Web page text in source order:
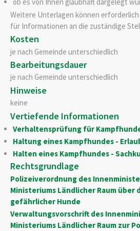
Weitere Unterlagen können erforderlich
für Informationen an die zuständige
Kosten
je nach Gemeinde unterschiedlich
Bearbeitungsdauer
je nach Gemeinde unterschiedlich
Hinweise
keine
Vertiefende Informationen
Verhaltensprüfung für
Haltung eines Kampfhundes -
Halten eines Kampfhundes -
Rechtsgrundlage
Polizeiverordnung des
Ministeriums Ländlicher Raum über
gefährlicher Hunde
Verwaltungsvorschrift des
Ministeriums Ländlicher Raum zur